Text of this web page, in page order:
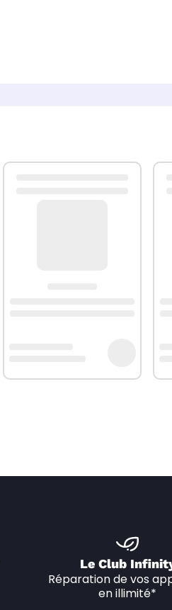
Le Club
Réparation de vos
en illimité*